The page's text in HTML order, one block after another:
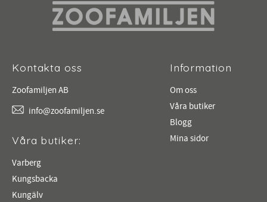
Kontakta oss
Zoofamiljen AB
info@zoofamiljen.se
Våra butiker:
Varberg
Kungsbacka
Kungälv
Information
Om oss
Våra butiker
Blogg
Mina sidor